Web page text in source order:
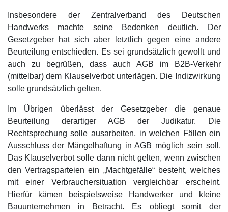
Insbesondere der Zentralverband des Deutschen
Handwerks machte seine Bedenken deutlich. Der
Gesetzgeber hat sich aber letztlich gegen eine andere
Beurteilung entschieden. Es sei grundsätzlich gewollt und
auch zu begrüßen, dass auch AGB im B2B-Verkehr
(mittelbar) dem Klauselverbot unterlägen. Die Indizwirkung
solle grundsätzlich gelten.
Im Übrigen überlässt der Gesetzgeber die genaue
Beurteilung derartiger AGB der Judikatur. Die
Rechtsprechung solle ausarbeiten, in welchen Fällen ein
Ausschluss der Mängelhaftung in AGB möglich sein soll.
Das Klauselverbot solle dann nicht gelten, wenn zwischen
den Vertragsparteien ein „Machtgefälle“ besteht, welches
mit einer Verbrauchersituation vergleichbar erscheint.
Hierfür kämen beispielsweise Handwerker und kleine
Bauunternehmen in Betracht. Es obliegt somit der